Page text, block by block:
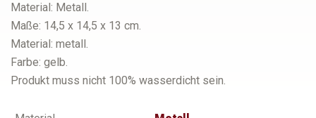
Material: Metall.
Maße: 14,5 x 14,5 x 13 cm.
Material: metall.
Farbe: gelb.
Produkt muss nicht 100% wasserdicht sein.